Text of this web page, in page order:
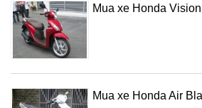
Mua xe Honda
Mua xe Honda Air